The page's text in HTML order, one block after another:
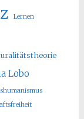
Lernen
Lobo